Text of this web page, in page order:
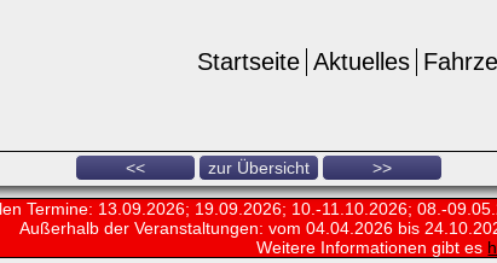
Aktuelles
Startseite
<< zur Übersicht >>
Termine: 13.09.2026; 19.09.2026; 10.-11.10.2026; 08.-
Außerhalb der Veranstaltungen:vom 04.04.2026 bis
Weitere Informationen gibt es